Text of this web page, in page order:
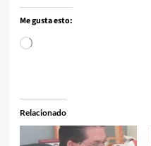
Me gusta esto:
Cargando...
Relacionado